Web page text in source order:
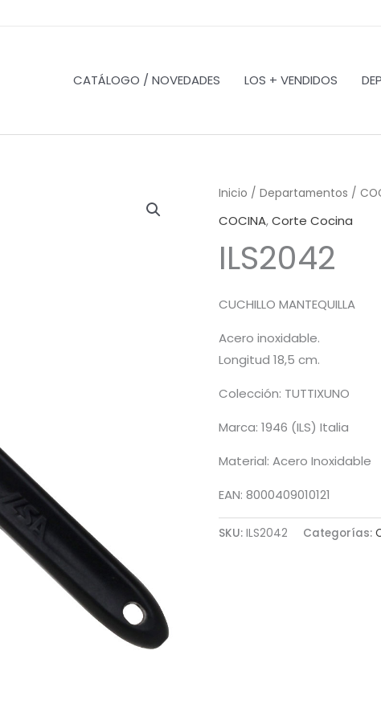
CATÁLOGO / NOVEDADES LOS + VENDIDOS
Inicio / Departamentos /
COCINA,Corte Cocina
ILS2042
CUCHILLO MANTEQUILLA
Acero inoxidable.
Longitud 18,5 cm.
Colección: TUTTIXUNO
Marca: 1946 (ILS) Italia
Material: Acero Inoxidable
EAN: 8000409010121
SKU: ILS2042 Categorías: